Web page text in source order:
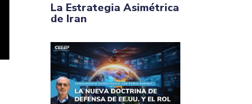
La Estrategia Asimétrica
de Iran